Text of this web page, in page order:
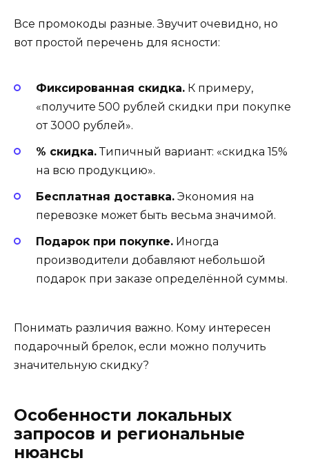
Все промокоды разные. Звучит очевидно, но
вот простой перечень для ясности:
Фиксированная скидка. К примеру,
«получите 500 рублей скидки при покупке
от 3000 рублей».
% скидка.Типичный вариант: «скидка 15%
на всю продукцию».
Бесплатная доставка. Экономия на
перевозке может быть весьма значимой.
Подарок при покупке. Иногда
производители добавляют небольшой
подарок при заказе определённой суммы.
Понимать различия важно. Кому интересен
подарочный брелок, если можно получить
значительную скидку?
Особенности локальных
запросов и региональные
нюансы